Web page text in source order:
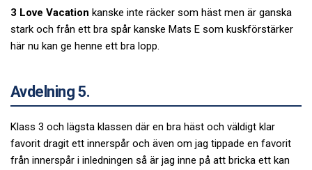
3 Love Vacation kanske inte räcker som häst men är ganska
stark och från ett bra spår kanske Mats E som kuskförstärker
här nu kan ge henne ett bra lopp.
Avdelning 5.
Klass 3 och lägsta klassen där en bra häst och väldigt klar
favorit dragit ett innerspår och även om jag tippade en favorit
från innerspår i inledningen så är jag inne på att bricka ett kan